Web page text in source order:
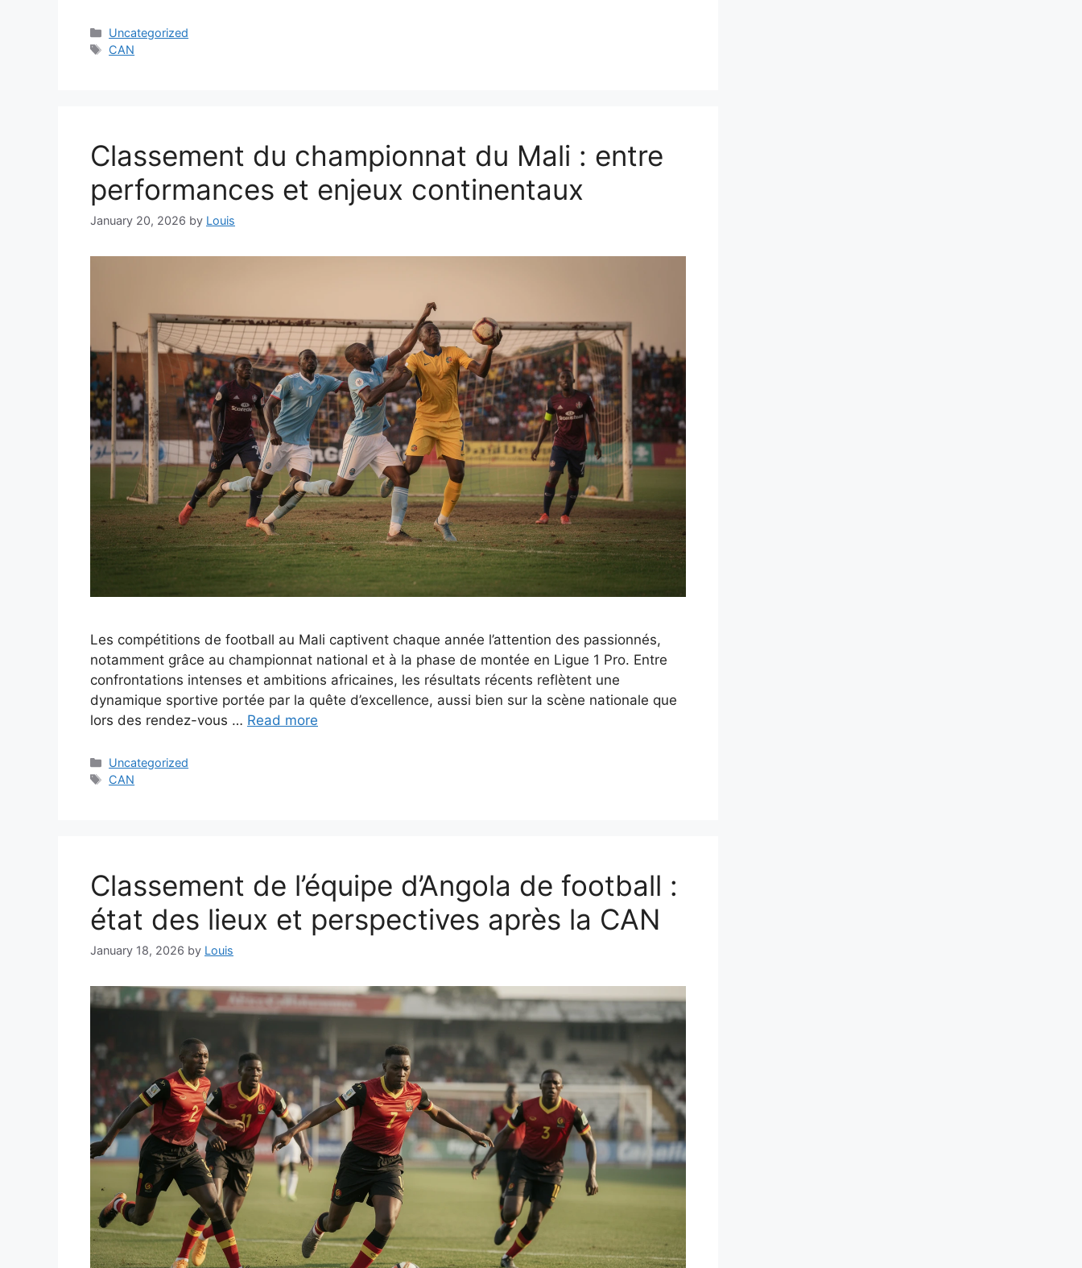
Categories
Uncategorized
Tags
CAN
Classement du championnat du Mali : entre
performances et enjeux continentaux
January 20, 2026 by Louis
Les compétitions de football au Mali captivent chaque année l’attention des passionnés,
notamment grâce au championnat national et à la phase de montée en Ligue 1 Pro. Entre
confrontations intenses et ambitions africaines, les résultats récents reflètent une
dynamique sportive portée par la quête d’excellence, aussi bien sur la scène nationale que
lors des rendez-vous … Read more
Categories
Uncategorized
Tags
CAN
Classement de l’équipe d’Angola de football :
état des lieux et perspectives après la CAN
January 18, 2026 by Louis